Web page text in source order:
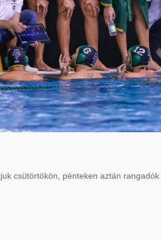
csütörtökön, pénteken aztán